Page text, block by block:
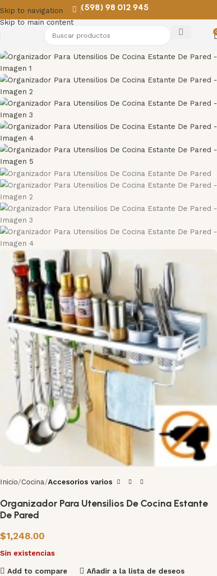
Skip to navigation
Skip to main content
(598) 98 012 945
AGOTADO
Inicio Cocina Accesorios varios
Organizador Para Utensilios De Cocina Estante
De Pared
$1,248.00
Sin existencias
Add to compare Añadir a la lista de deseos